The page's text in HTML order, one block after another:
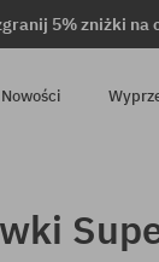
5% zniżki na
Nowości